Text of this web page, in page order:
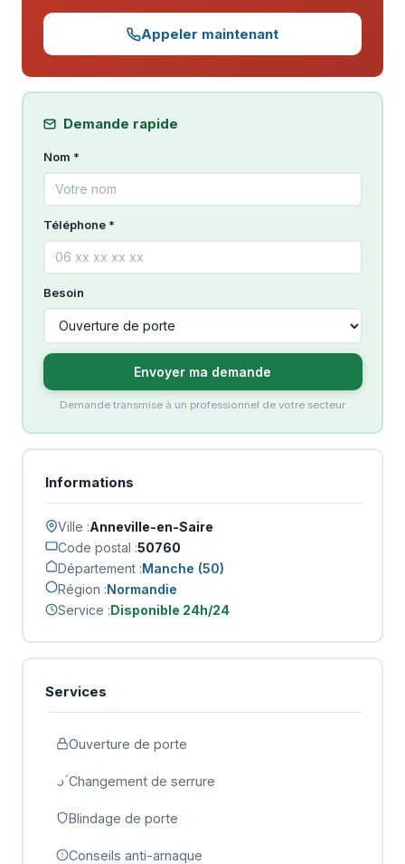
Appeler maintenant
Demande rapide
Nom *
Téléphone *
Besoin
Envoyer ma demande
Demande transmise à un professionnel de votre secteur
Informations
Ville :Anneville-en-Saire
Code postal :50760
Département :Manche (50)
Région :Normandie
Service :Disponible 24h/24
Services
Ouverture de porte
Changement de serrure
Blindage de porte
Conseils anti-arnaque